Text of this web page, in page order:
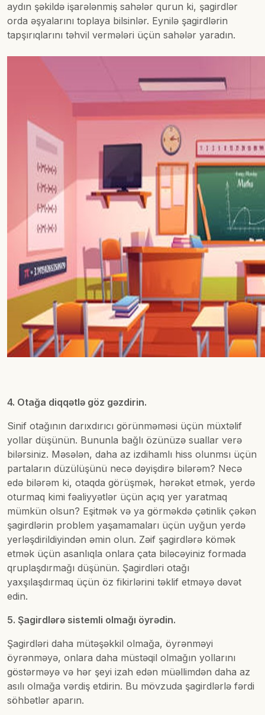
aydın şəkildə işarələnmiş sahələr qurun ki, şagirdlər
orda əşyalarını toplaya bilsinlər. Eynilə şagirdlərin
tapşırıqlarını təhvil vermələri üçün sahələr yaradın.
4. Otağa diqqətlə göz gəzdirin.
Sinif otağının darıxdırıcı görünməməsi üçün müxtəlif
yollar düşünün. Bununla bağlı özünüzə suallar verə
bilərsiniz. Məsələn, daha az izdihamlı hiss olunmsı üçün
partaların düzülüşünü necə dəyişdirə bilərəm? Necə
edə bilərəm ki, otaqda görüşmək, hərəkət etmək, yerdə
oturmaq kimi fəaliyyətlər üçün açıq yer yaratmaq
mümkün olsun? Eşitmək və ya görməkdə çətinlik çəkən
şagirdlərin problem yaşamamaları üçün uyğun yerdə
yerləşdirildiyindən əmin olun. Zəif şagirdlərə kömək
etmək üçün asanlıqla onlara çata biləcəyiniz formada
qruplaşdırmağı düşünün. Şagirdləri otağı
yaxşılaşdırmaq üçün öz fikirlərini təklif etməyə dəvət
edin.
5. Şagirdlərə sistemli olmağı öyrədin.
Şagirdləri daha mütəşəkkil olmağa, öyrənməyi
öyrənməyə, onlara daha müstəqil olmağın yollarını
göstərməyə və hər şeyi izah edən müəllimdən daha az
asılı olmağa vərdiş etdirin. Bu mövzuda şagirdlərlə fərdi
söhbətlər aparın.